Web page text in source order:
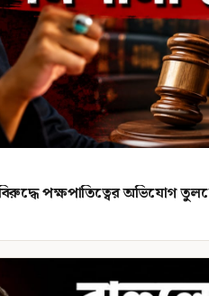
পক্ষপাতিত্বের অভিযোগ